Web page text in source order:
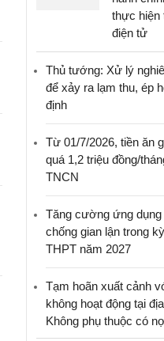
thực hiện
điện tử
Thủ tướng: Xử lý
để xảy ra lạm thu, ép
định
Từ 01/7/2026, tiền ăn
quá 1,2 triệu đồng/
TNCN
Tăng cường ứng dụng
chống gian lận trong
THPT năm 2027
Tạm hoãn xuất cảnh
không hoạt động tại
Không phụ thuộc có